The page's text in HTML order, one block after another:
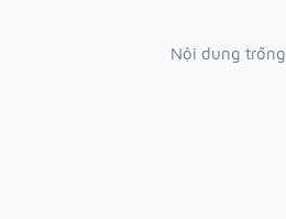
Nội dung trống